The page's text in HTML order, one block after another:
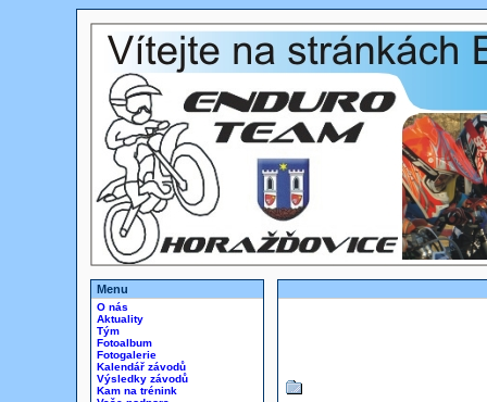
Menu
O nás
Aktuality
Tým
Fotoalbum
Fotogalerie
Kalendář závodů
Výsledky závodů
Kam na trénink